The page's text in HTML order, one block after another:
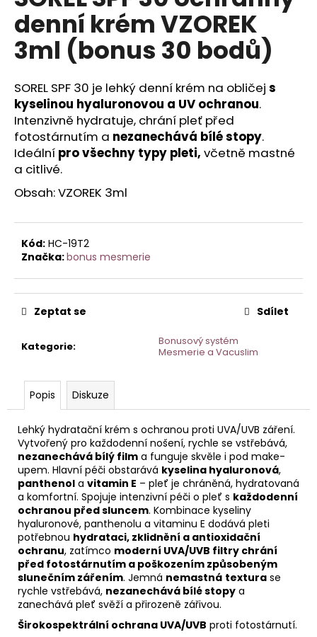
0,0
z
5
hvězdiček.
denní krém VZOREK
3ml (bonus 30 bodů)
SOREL SPF 30 je lehký denní krém na obličej s
kyselinou hyaluronovou a UV ochranou.
Intenzivně hydratuje, chrání pleť před
fotostárnutím a nezanechává bílé stopy.
Ideální pro všechny typy pleti, včetně mastné
a citlivé.
Obsah: VZOREK 3ml
Kód: HC-19T2
Značka:bonus mesmerie
Kategorie:
Bonusový systém
Mesmerie a Vacuslim
Zeptat se Sdílet
Popis Diskuze
Lehký hydratační krém s ochranou proti UVA/UVB záření.
Vytvořený pro každodenní nošení, rychle se vstřebává,
nezanechává bílý film a funguje skvěle i pod make-
upem. Hlavní péči obstarává kyselina hyaluronová,
panthenol a vitamin E – pleť je chráněná, hydratovaná
a komfortní. Spojuje intenzivní péči o pleť s každodenní
ochranou před sluncem. Kombinace kyseliny
hyaluronové, panthenolu a vitaminu E dodává pleti
potřebnou hydrataci, zklidnění a antioxidační
ochranu, zatímco moderní UVA/UVB filtry chrání
před fotostárnutím a poškozením způsobeným
slunečním zářením. Jemná nemastná textura se
rychle vstřebává, nezanechává bílé stopy a
zanechává pleť svěží a přirozeně zářivou.
Širokospektrální ochrana UVA/UVB proti fotostárnutí.
a
j
í
?
HLEDAT
D
o
p
r
u
č
m
GENTLE
DEEP
VYROVNÁVACÍ
TONIK
PRO
NORMÁLNÍ,
SUCHOU
A
CITLIVOU
PLEŤ
HOME